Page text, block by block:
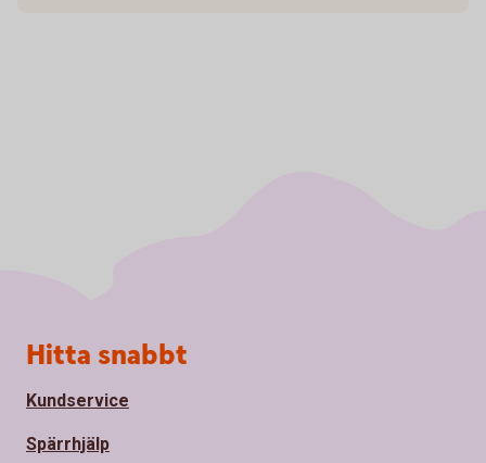
Sidfot
Hitta snabbt
Kundservice
Spärrhjälp